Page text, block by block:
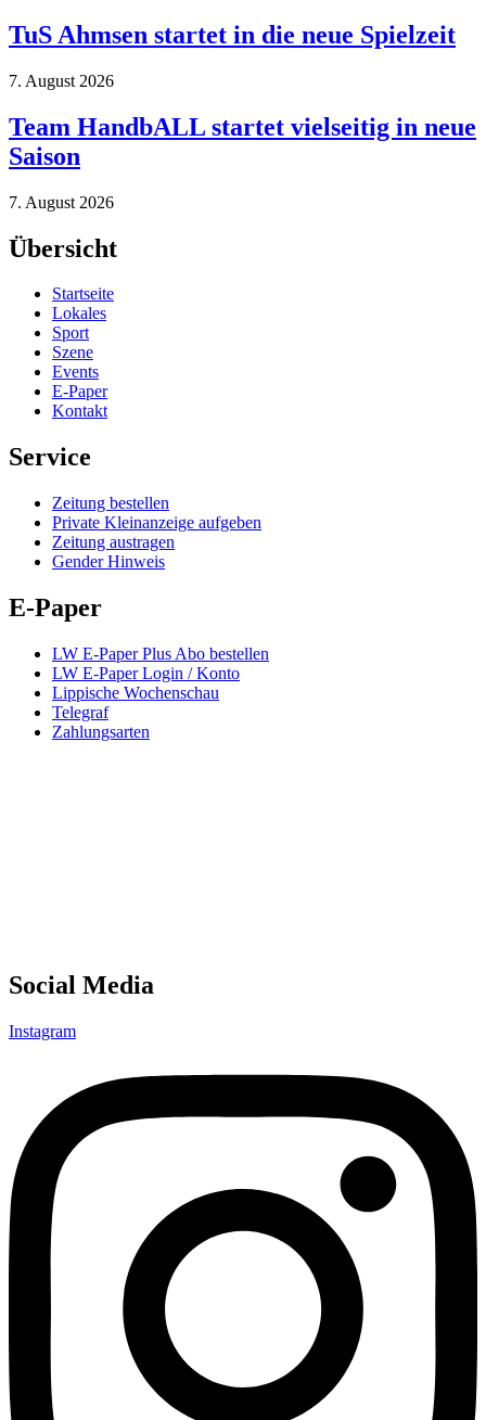
TuS Ahmsen startet in die neue Spielzeit
7. August 2026
Team HandbALL startet vielseitig in neue
Saison
7. August 2026
Übersicht
Startseite
Lokales
Sport
Szene
Events
E-Paper
Kontakt
Service
Zeitung bestellen
Private Kleinanzeige aufgeben
Zeitung austragen
Gender Hinweis
E-Paper
LW E-Paper Plus Abo bestellen
LW E-Paper Login / Konto
Lippische Wochenschau
Telegraf
Zahlungsarten
Social Media
Instagram